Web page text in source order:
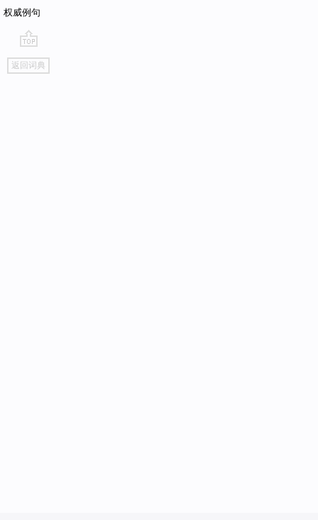
权威例句
go
top
返回词典